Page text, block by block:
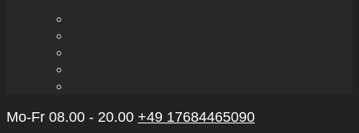
Mo-Fr 08.00 - 20.00 +49 17684465090